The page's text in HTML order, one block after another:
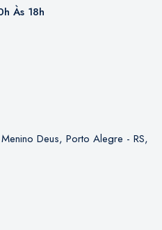
Às 18h
Deus, Porto Alegre - RS,